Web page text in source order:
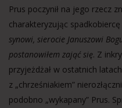
Prus poczynił na jego rzecz
charakteryzując
synowi, sierocie Januszowi
postanowiłem zająć się. Z
przyjeżdżał w ostatnich
z „chrześniakiem”
podobno „wykapany” Prus.